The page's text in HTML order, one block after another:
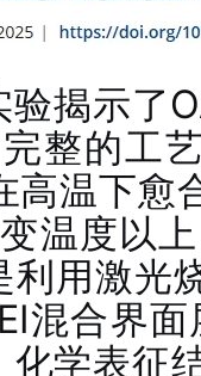
揭示了
整的工
高温下愈
温度以
利用激光
混合界
学表征